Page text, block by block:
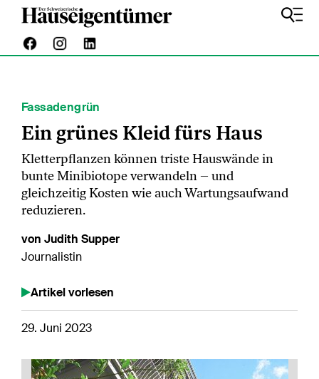
Fassadengrün
Ein grünes Kleid fürs Haus
Kletterpflanzen können triste Hauswände in
bunte Minibiotope verwandeln – und
gleichzeitig Kosten wie auch Wartungsaufwand
reduzieren.
von Judith Supper
Journalistin
Artikel vorlesen
29. Juni 2023